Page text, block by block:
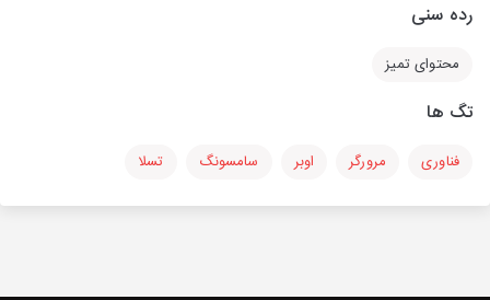
رده سنی
محتوای تمیز
تگ ها
فناوری مرورگر اوبر سامسونگ تسلا